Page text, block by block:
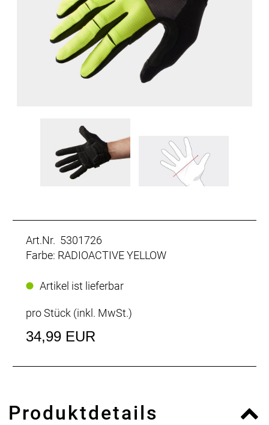
Art.Nr. 5301726
Farbe: RADIOACTIVE YELLOW
Artikel ist lieferbar
pro Stück (inkl. MwSt.)
34,99 EUR
Produktdetails